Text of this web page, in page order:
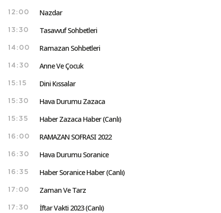
12:00 Nazdar
13:30 Tasavvuf Sohbetleri
14:00 Ramazan Sohbetleri
14:30 Anne Ve Çocuk
15:15 Dini Kıssalar
15:30 Hava Durumu Zazaca
15:35 Haber Zazaca Haber (Canlı)
16:00 RAMAZAN SOFRASI 2022
16:30 Hava Durumu Soranice
16:35 Haber Soranice Haber (Canlı)
17:00 Zaman Ve Tarz
17:30 İftar Vakti 2023 (Canlı)